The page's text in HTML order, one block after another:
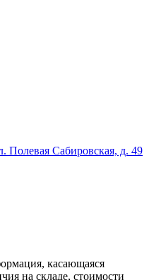
Полевая Сабировская, д. 49
касающаяся
на складе, стоимости